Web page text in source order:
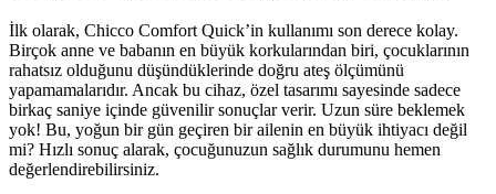
İlk olarak, Chicco Comfort Quick’in kullanımı son derece kolay.
Birçok anne ve babanın en büyük korkularından biri, çocuklarının
rahatsız olduğunu düşündüklerinde doğru ateş ölçümünü
yapamamalarıdır. Ancak bu cihaz, özel tasarımı sayesinde sadece
birkaç saniye içinde güvenilir sonuçlar verir. Uzun süre beklemek
yok! Bu, yoğun bir gün geçiren bir ailenin en büyük ihtiyacı değil
mi? Hızlı sonuç alarak, çocuğunuzun sağlık durumunu hemen
değerlendirebilirsiniz.